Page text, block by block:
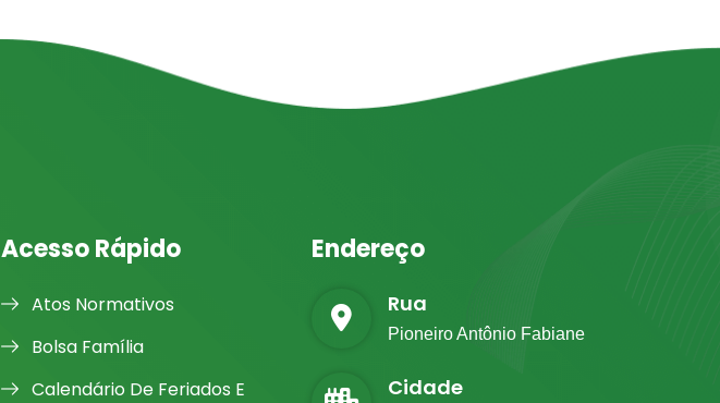
Acesso Rápido
Atos Normativos
Bolsa Família
Calendário De Feriados E
Endereço
Rua
Pioneiro Antônio Fabiane
Cidade